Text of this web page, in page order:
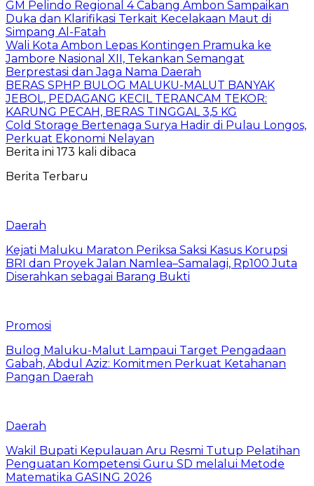
GM Pelindo Regional 4 Cabang Ambon Sampaikan
Duka dan Klarifikasi Terkait Kecelakaan Maut di
Simpang Al-Fatah
Wali Kota Ambon Lepas Kontingen Pramuka ke
Jambore Nasional XII, Tekankan Semangat
Berprestasi dan Jaga Nama Daerah
BERAS SPHP BULOG MALUKU-MALUT BANYAK
JEBOL, PEDAGANG KECIL TERANCAM TEKOR:
KARUNG PECAH, BERAS TINGGAL 3,5 KG
Cold Storage Bertenaga Surya Hadir di Pulau Longos,
Perkuat Ekonomi Nelayan
Berita ini 173 kali dibaca
Berita Terbaru
Daerah
Kejati Maluku Maraton Periksa Saksi Kasus Korupsi
BRI dan Proyek Jalan Namlea–Samalagi, Rp100 Juta
Diserahkan sebagai Barang Bukti
Promosi
Bulog Maluku-Malut Lampaui Target Pengadaan
Gabah, Abdul Aziz: Komitmen Perkuat Ketahanan
Pangan Daerah
Daerah
Wakil Bupati Kepulauan Aru Resmi Tutup Pelatihan
Penguatan Kompetensi Guru SD melalui Metode
Matematika GASING 2026